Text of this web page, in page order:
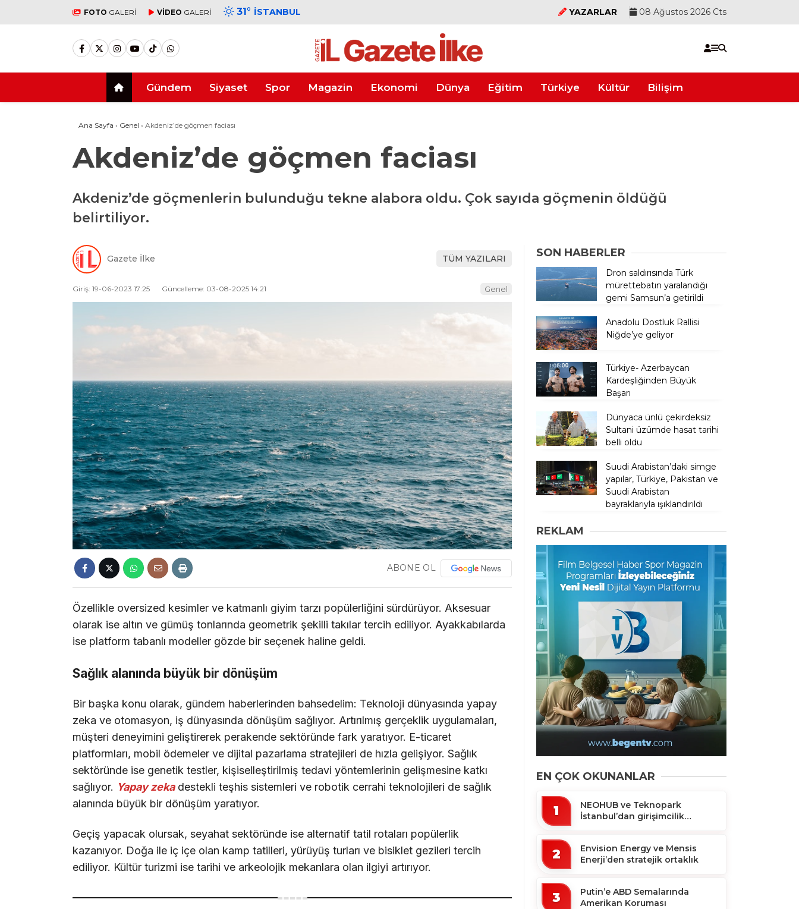
FOTO GALERİ VİDEO GALERİ 31° İSTANBUL YAZARLAR 08 Ağustos 2026 Cts
Gündem Siyaset Spor Magazin Ekonomi Dünya Eğitim Türkiye Kültür Bilişim
Ana Sayfa › Genel › Akdeniz’de göçmen faciası
Akdeniz’de göçmen faciası
Akdeniz’de göçmenlerin bulunduğu tekne alabora oldu. Çok sayıda göçmenin öldüğü
belirtiliyor.
Gazete İlke TÜM YAZILARI
Giriş: 19-06-2023 17:25 Güncelleme: 03-08-2025 14:21 Genel
ABONE OL
Özellikle oversized kesimler ve katmanlı giyim tarzı popülerliğini sürdürüyor. Aksesuar
olarak ise altın ve gümüş tonlarında geometrik şekilli takılar tercih ediliyor. Ayakkabılarda
ise platform tabanlı modeller gözde bir seçenek haline geldi.
Sağlık alanında büyük bir dönüşüm
Bir başka konu olarak, gündem haberlerinden bahsedelim: Teknoloji dünyasında yapay
zeka ve otomasyon, iş dünyasında dönüşüm sağlıyor. Artırılmış gerçeklik uygulamaları,
müşteri deneyimini geliştirerek perakende sektöründe fark yaratıyor. E-ticaret
platformları, mobil ödemeler ve dijital pazarlama stratejileri de hızla gelişiyor. Sağlık
sektöründe ise genetik testler, kişiselleştirilmiş tedavi yöntemlerinin gelişmesine katkı
sağlıyor. Yapay zekadestekli teşhis sistemleri ve robotik cerrahi teknolojileri de sağlık
alanında büyük bir dönüşüm yaratıyor.
Geçiş yapacak olursak, seyahat sektöründe ise alternatif tatil rotaları popülerlik
kazanıyor. Doğa ile iç içe olan kamp tatilleri, yürüyüş turları ve bisiklet gezileri tercih
ediliyor. Kültür turizmi ise tarihi ve arkeolojik mekanlara olan ilgiyi artırıyor.
SON HABERLER
Dron saldırısında Türk
mürettebatın yaralandığı
gemi Samsun’a getirildi
Anadolu Dostluk Rallisi
Niğde’ye geliyor
Türkiye- Azerbaycan
Kardeşliğinden Büyük
Başarı
Dünyaca ünlü çekirdeksiz
Sultani üzümde hasat tarihi
belli oldu
Suudi Arabistan’daki simge
yapılar, Türkiye, Pakistan ve
Suudi Arabistan
bayraklarıyla ışıklandırıldı
REKLAM
EN ÇOK OKUNANLAR
1
NEOHUB ve Teknopark
İstanbul’dan girişimcilik
2
Envision Energy ve Mensis
Enerji’den stratejik ortaklık
3
Putin’e ABD Semalarında
Amerikan Koruması